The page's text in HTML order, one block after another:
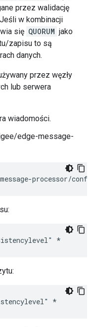
przez walidację
w kombinacji
się QUORUM jako
zapisu to są
danych.
przez węzły
lub serwera
wiadomości.
edge-message-
processor/conf
*
*